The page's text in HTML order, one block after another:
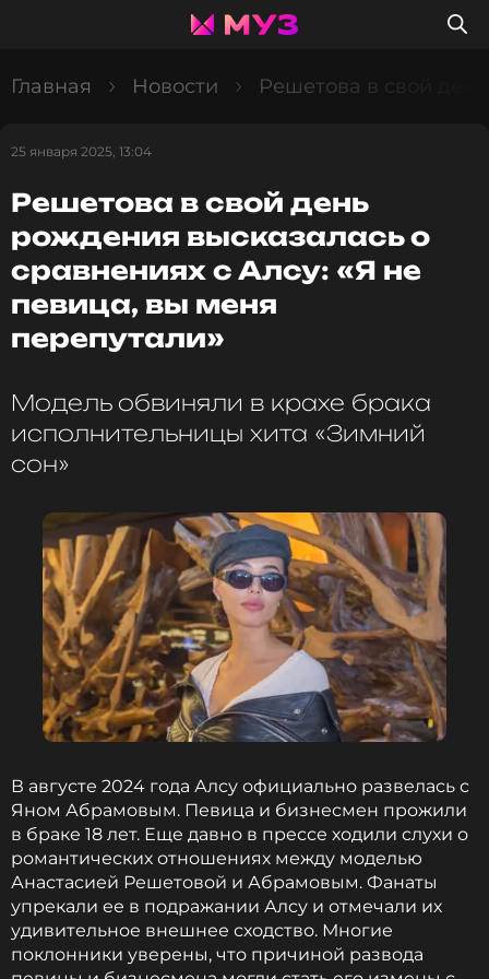
Главная Новости Решетова в свой
25 января 2025, 13:04
Решетова в свой день
рождения высказалась о
сравнениях с Алсу: «Я не
певица, вы меня
перепутали»
Модель обвиняли в крахе брака
исполнительницы хита «Зимний
сон»
В августе 2024 года Алсу официально развелась с
Яном Абрамовым. Певица и бизнесмен прожили
в браке 18 лет. Еще давно в прессе ходили слухи о
романтических отношениях между моделью
Анастасией Решетовой и Абрамовым. Фанаты
упрекали ее в подражании Алсу и отмечали их
удивительное внешнее сходство. Многие
поклонники уверены, что причиной развода